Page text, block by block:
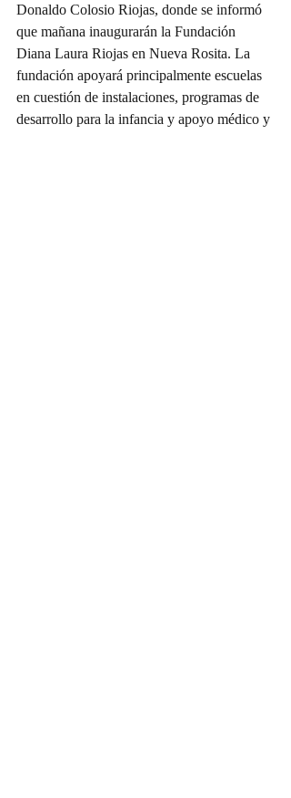
Donaldo Colosio Riojas, donde se informó
que mañana inaugurarán la Fundación
Diana Laura Riojas en Nueva Rosita. La
fundación apoyará principalmente escuelas
en cuestión de instalaciones, programas de
desarrollo para la infancia y apoyo médico y